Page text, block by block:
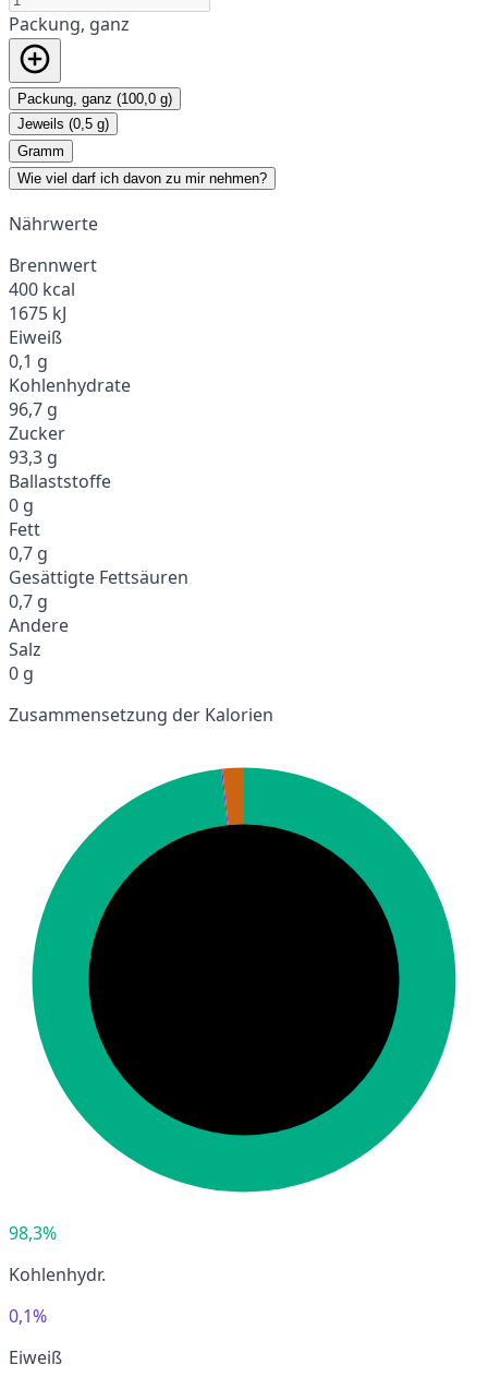
Packung, ganz
Packung, ganz (100,0 g)
Jeweils (0,5 g)
Gramm
Wie viel darf ich davon zu mir nehmen?
Nährwerte
Brennwert
400 kcal
1675 kJ
Eiweiß
0,1 g
Kohlenhydrate
96,7 g
Zucker
93,3 g
Ballaststoffe
0 g
Fett
0,7 g
Gesättigte Fettsäuren
0,7 g
Andere
Salz
0 g
Zusammensetzung der Kalorien
98,3%
Kohlenhydr.
0,1%
Eiweiß